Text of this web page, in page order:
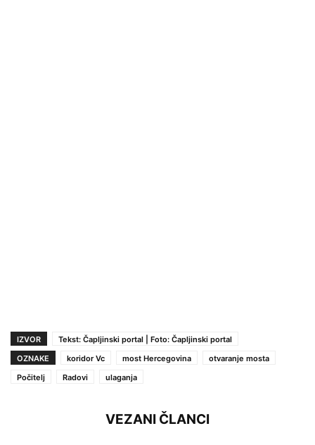
IZVOR
Tekst: Čapljinski portal | Foto: Čapljinski portal
OZNAKE
koridor Vc most Hercegovina
otvaranje mosta
Počitelj
Radovi ulaganja
VEZANI ČLANCI